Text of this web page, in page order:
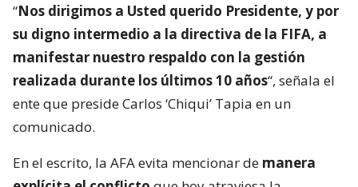
“Nos dirigimos a Usted querido Presidente, y por
su digno intermedio a la directiva de la FIFA, a
manifestar nuestro respaldo con la gestión
realizada durante los últimos 10 años“, señala el
ente que preside Carlos ‘Chiqui’ Tapia en un
comunicado.
En el escrito, la AFA evita mencionar de manera